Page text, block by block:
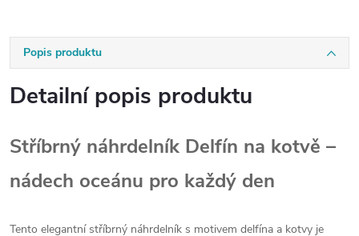
Popis produktu
Detailní popis produktu
Stříbrný náhrdelník Delfín na kotvě –
nádech oceánu pro každý den
Tento elegantní stříbrný náhrdelník s motivem delfína a kotvy je